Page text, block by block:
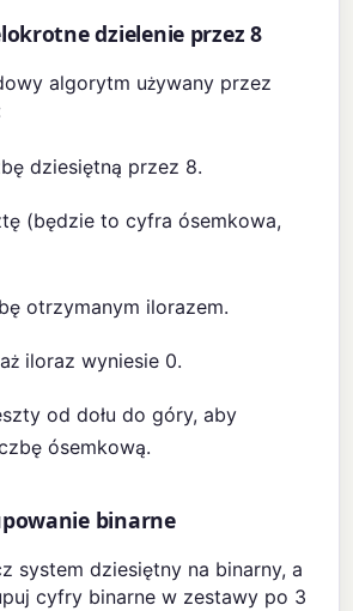
dzielenie przez 8
algorytm używany przez
dziesiętną przez 8.
(będzie to cyfra ósemkowa,
otrzymanym ilorazem.
iloraz wyniesie 0.
od dołu do góry, aby
ósemkową.
binarne
system dziesiętny na binarny, a
cyfry binarne w zestawy po 3